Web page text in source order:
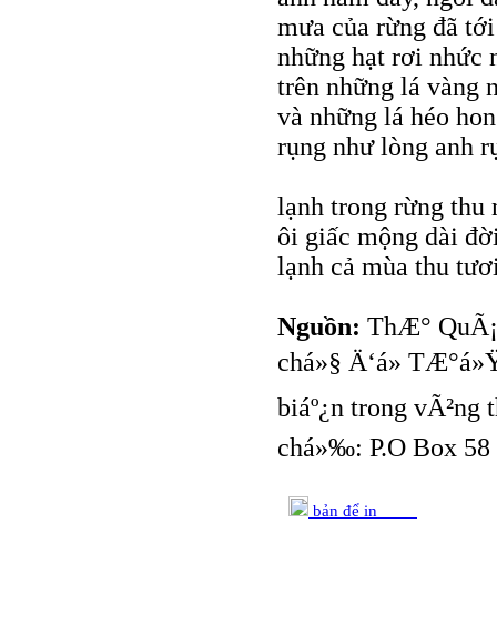
mưa của rừng đã tới
những hạt rơi nhức
trên những lá vàng
và những lá héo hon
rụng như lòng anh
lạnh trong rừng thu
ôi giấc mộng dài
lạnh cả mùa thu
Nguồn: ThÆ°
chá»§ Ä‘á»
biáº¿n trong vÃ²ng
chá»‰: P.O Box 58
bản để in